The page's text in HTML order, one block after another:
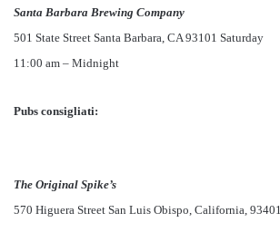
Santa Barbara Brewing Company
501 State Street Santa Barbara, CA 93101 Saturday
11:00 am – Midnight
Pubs consigliati:
The Original Spike’s
570 Higuera Street San Luis Obispo, California, 93401